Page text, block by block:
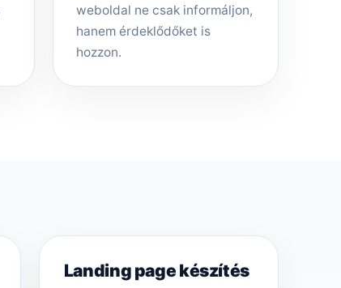
weboldal ne csak informáljon,
hanem érdeklődőket is
hozzon.
Landing page készítés